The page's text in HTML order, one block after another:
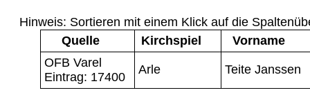
Hinweis: Sortieren mit einem Klick auf die
Quelle
Kirchspiel
Vorname
OFB Varel
Eintrag: 17400
Arle Teite Janssen